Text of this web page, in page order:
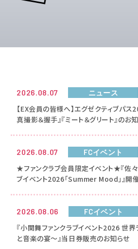
NEWS
お知らせ
2026.08.07 ニュース
【EX会員の皆様へ】エグゼクティブパス
真撮影＆握手』『ミート＆グリート』のお
2026.08.07 FCイベント
★ファンクラブ会員限定イベント★『佐
ブイベント2026「Summer Mood」』開
2026.08.06 FCイベント
『小関舞ファンクラブイベント2026 世
と音楽の宴～』当日券販売のお知らせ